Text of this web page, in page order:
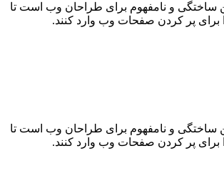
ساختگی و نامفهوم برای طراحان وب است تا
پر کردن صفحات وب وارد کنند.
ساختگی و نامفهوم برای طراحان وب است تا
پر کردن صفحات وب وارد کنند.